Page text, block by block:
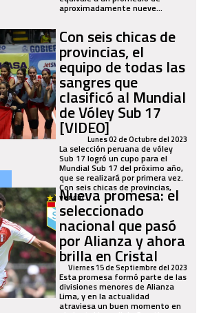
aproximadamente nueve...
Con seis chicas de
provincias, el
equipo de todas las
sangres que
clasificó al Mundial
de Vóley Sub 17
[VIDEO]Lunes 02 de Octubre del 2023
La selección peruana de vóley
Sub 17 logró un cupo para el
Mundial Sub 17 del próximo año,
que se realizará por primera vez.
Con seis chicas de provincias,
venció...
Nueva promesa: el
seleccionado
nacional que pasó
por Alianza y ahora
brilla en Cristal
Viernes 15 de Septiembre del 2023
Esta promesa formó parte de las
divisiones menores de Alianza
Lima, y en la actualidad
atraviesa un buen momento en